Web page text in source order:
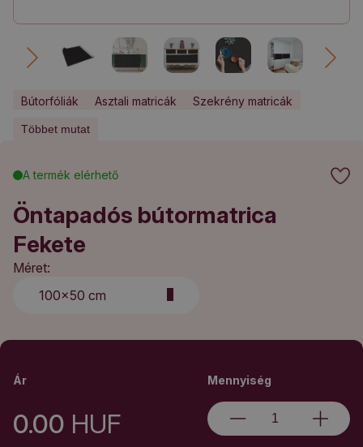
Bútorfóliák Asztali matricák Szekrény matricák
Többet mutat
A termék elérhető
Öntapadós bútormatrica
Fekete
Méret:
100x50 cm
Ár
0.00 HUF
Mennyiség